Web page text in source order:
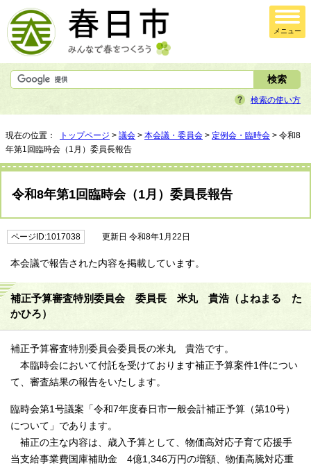
メニュー
検索の使い方
現在の位置： トップページ > 議会 > 本会議・委員会 > 定例会・臨時会 > 令和8
年第1回臨時会（1月）委員長報告
令和8年第1回臨時会（1月）委員長報告
ページID:1017038 更新日 令和8年1月22日
本会議で報告された内容を掲載しています。
補正予算審査特別委員会 委員長 米丸 貴浩（よねまる た
かひろ）
補正予算審査特別委員会委員長の米丸 貴浩です。
本臨時会において付託を受けております補正予算案件1件につい
て、審査結果の報告をいたします。
臨時会第1号議案「令和7年度春日市一般会計補正予算（第10号）
について」であります。
補正の主な内容は、歳入予算として、物価高対応子育て応援手
当支給事業費国庫補助金 4億1,346万円の増額、物価高騰対応重